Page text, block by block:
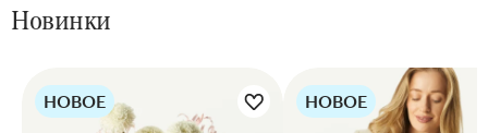
Новинки
Цветы букета:
НОВОЕ
Цветы букета:
НОВОЕ